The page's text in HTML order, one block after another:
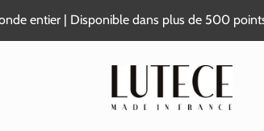
entier | Disponible dans plus de 500